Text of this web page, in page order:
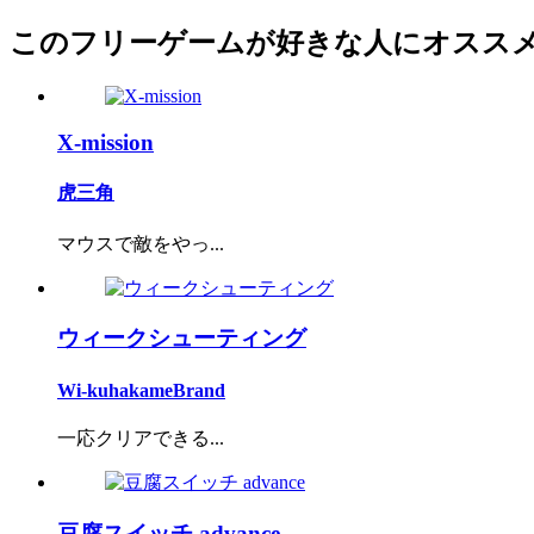
このフリーゲームが好きな人にオスス
X-mission
虎三角
マウスで敵をやっ...
ウィークシューティング
Wi-kuhakameBrand
一応クリアできる...